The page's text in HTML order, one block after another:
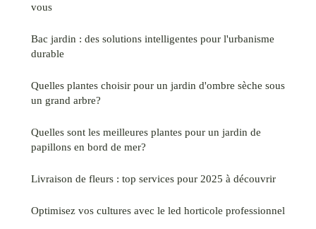
vous
Bac jardin : des solutions intelligentes pour l'urbanisme
durable
Quelles plantes choisir pour un jardin d'ombre sèche sous
un grand arbre?
Quelles sont les meilleures plantes pour un jardin de
papillons en bord de mer?
Livraison de fleurs : top services pour 2025 à découvrir
Optimisez vos cultures avec le led horticole professionnel